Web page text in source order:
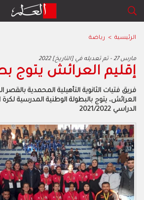
الرئيسية > رياضة
2022 مارس 27 - تم تعديله في [التاريخ]
إقليم العرائش يتوج
فريق فتيات الثانوية التأهيلية المحمدية بالقصر
العرائش، يتوج بالبطولة الوطنية المدرسية
الدراسي 2021/2022